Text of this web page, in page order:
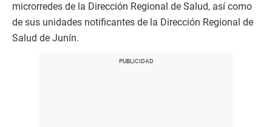
microrredes de la Dirección Regional de Salud, así como
de sus unidades notificantes de la Dirección Regional de
Salud de Junín.